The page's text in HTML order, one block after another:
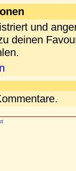
und
deinen